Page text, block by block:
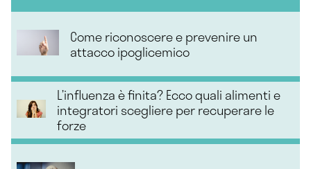
Come riconoscere e prevenire un
attacco ipoglicemico
L’influenza è finita? Ecco quali alimenti e
integratori scegliere per recuperare le
forze